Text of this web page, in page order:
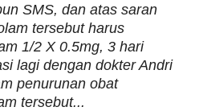
SMS, dan atas saran
tersebut harus
1/2 X 0.5mg, 3 hari
lagi dengan dokter Andri
penurunan obat
tersebut...